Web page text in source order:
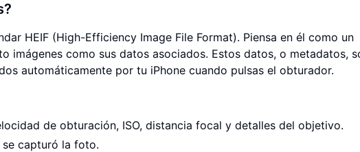
HEIF (High-Efficiency Image File Format). Piensa en él como un
imágenes como sus datos asociados. Estos datos, o metadatos,
automáticamente por tu iPhone cuando pulsas el obturador.
de obturación, ISO, distancia focal y detalles del objetivo.
capturó la foto.